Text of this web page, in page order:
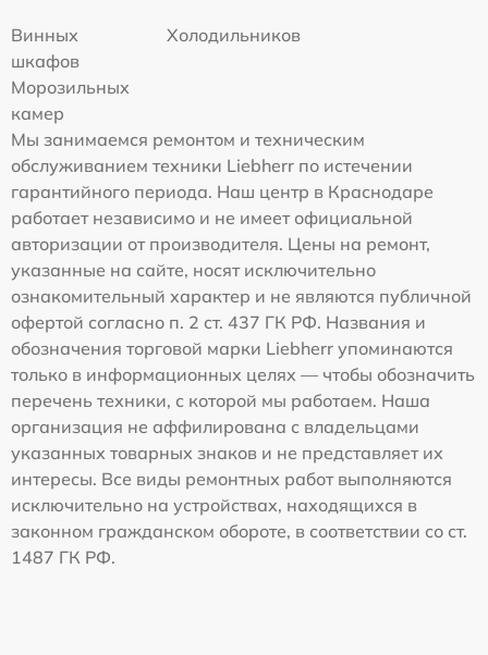
Винных
шкафов
Холодильников
Морозильных
камер
Мы занимаемся ремонтом и техническим
обслуживанием техники Liebherr по истечении
гарантийного периода. Наш центр в Краснодаре
работает независимо и не имеет официальной
авторизации от производителя. Цены на ремонт,
указанные на сайте, носят исключительно
ознакомительный характер и не являются публичной
офертой согласно п. 2 ст. 437 ГК РФ. Названия и
обозначения торговой марки Liebherr упоминаются
только в информационных целях — чтобы обозначить
перечень техники, с которой мы работаем. Наша
организация не аффилирована с владельцами
указанных товарных знаков и не представляет их
интересы. Все виды ремонтных работ выполняются
исключительно на устройствах, находящихся в
законном гражданском обороте, в соответствии со ст.
1487 ГК РФ.